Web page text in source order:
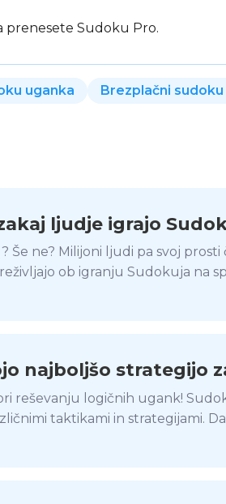
prenesete Sudoku Pro.
uganka Brezplačni sudoku
ljudje igrajo
Še ne? Milijoni ljudi pa svoj prosti
ob igranju Sudokuja na
najboljšo strategijo
reševanju logičnih ugank!
taktikami in strategijami.